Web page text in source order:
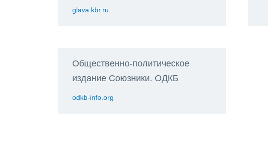
glava.kbr.ru
Общественно-политическое
издание Союзники. ОДКБ
odkb-info.org